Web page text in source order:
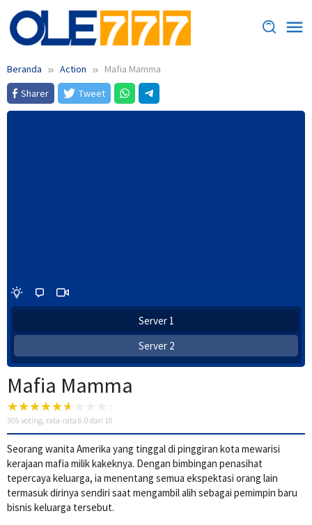
Loncat
ke
konten
Beranda Action
Mafia Mamma
Sharer
Tweet
Server 1
Server 2
Mafia Mamma
305 voting, rata-rata 6.0 dari 10
Seorang wanita Amerika yang tinggal di pinggiran kota mewarisi
kerajaan mafia milik kakeknya. Dengan bimbingan penasihat
tepercaya keluarga, ia menentang semua ekspektasi orang lain
termasuk dirinya sendiri saat mengambil alih sebagai pemimpin baru
bisnis keluarga tersebut.